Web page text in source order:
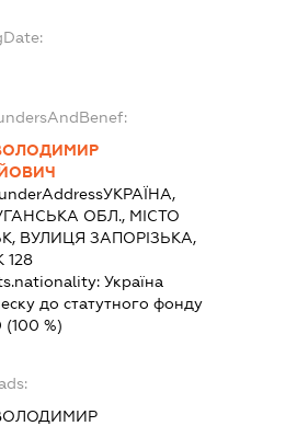
УКРАЇНА,
ОБЛ., МІСТО
ВУЛИЦЯ ЗАПОРІЗЬКА,
Україна
до статутного фонду
(100 %)